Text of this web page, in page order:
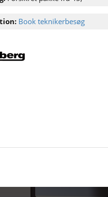
Book teknikerbesøg